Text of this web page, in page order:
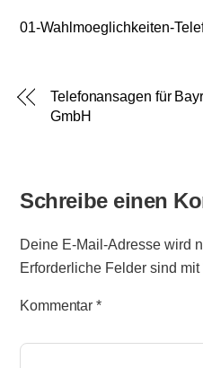
01-Wahlmoeglichkeiten-
Telefonansagen für
GmbH
Schreibe einen
Deine E-Mail-Adresse wird
Erforderliche Felder sind mit
Kommentar *